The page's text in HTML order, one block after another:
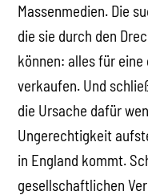
Massenmedien. Die
die sie durch den
können: alles für
verkaufen. Und
die Ursache dafür
Ungerechtigkeit
in England kommt.
gesellschaftlichen